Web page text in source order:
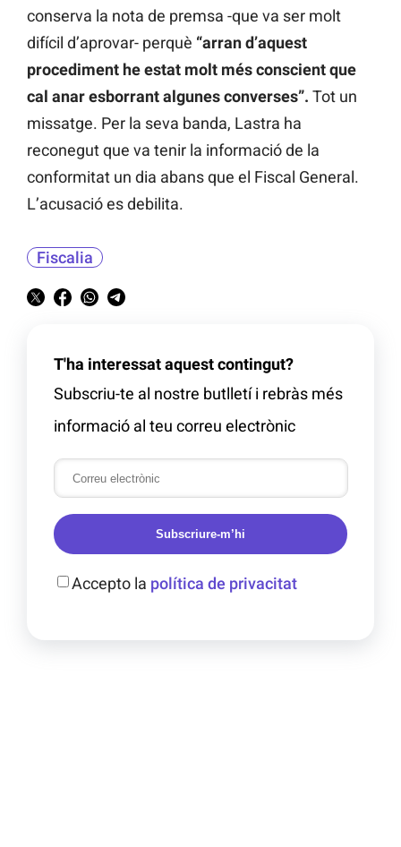
conserva la nota de premsa -que va ser molt
difícil d’aprovar- perquè “arran d’aquest
procediment he estat molt més conscient que
cal anar esborrant algunes converses”. Tot un
missatge. Per la seva banda, Lastra ha
reconegut que va tenir la informació de la
conformitat un dia abans que el Fiscal General.
L’acusació es debilita.
Fiscalia
T'ha interessat aquest contingut?
Subscriu-te al nostre butlletí i rebràs més
informació al teu correu electrònic
Subscriure-m’hi
Accepto la política de privacitat